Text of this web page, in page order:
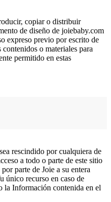
copiar o distribuir
de diseño de joiebaby.com
expreso previo por escrito de
o materiales para
permitido en estas
rescindido por cualquiera de
a todo o parte de este sitio
parte de Joie a su entera
único recurso en caso de
la Información contenida en el